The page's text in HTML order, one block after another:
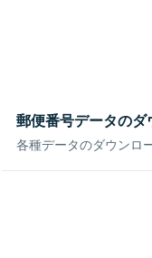
郵便番号データのダ
各種データのダウンロ